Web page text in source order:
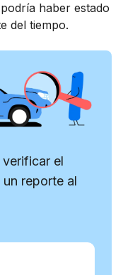
haber estado
del tiempo.
el
un reporte al